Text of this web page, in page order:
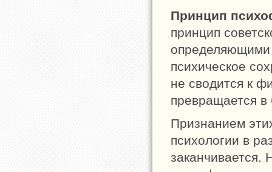
Принцип
принцип
определяющими
психическое
не сводится к
превращается
Признанием
психологии в
заканчивается.